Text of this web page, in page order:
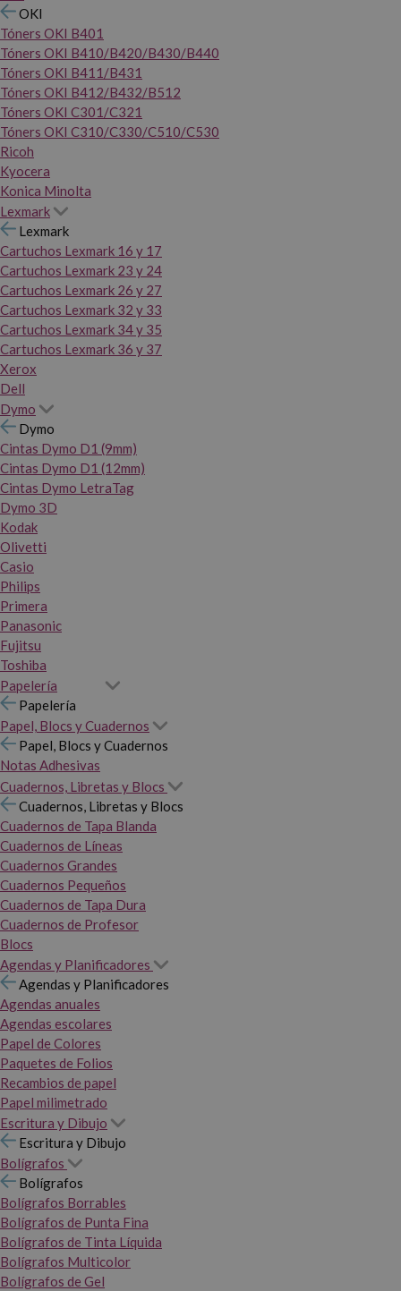
OKI
Tóners OKI B401
Tóners OKI B410/B420/B430/B440
Tóners OKI B411/B431
Tóners OKI B412/B432/B512
Tóners OKI C301/C321
Tóners OKI C310/C330/C510/C530
Ricoh
Kyocera
Konica Minolta
Lexmark
Lexmark
Cartuchos Lexmark 16 y 17
Cartuchos Lexmark 23 y 24
Cartuchos Lexmark 26 y 27
Cartuchos Lexmark 32 y 33
Cartuchos Lexmark 34 y 35
Cartuchos Lexmark 36 y 37
Xerox
Dell
Dymo
Dymo
Cintas Dymo D1 (9mm)
Cintas Dymo D1 (12mm)
Cintas Dymo LetraTag
Dymo 3D
Kodak
Olivetti
Casio
Philips
Primera
Panasonic
Fujitsu
Toshiba
Papelería
Papelería
Papel, Blocs y Cuadernos
Papel, Blocs y Cuadernos
Notas Adhesivas
Cuadernos, Libretas y Blocs
Cuadernos, Libretas y Blocs
Cuadernos de Tapa Blanda
Cuadernos de Líneas
Cuadernos Grandes
Cuadernos Pequeños
Cuadernos de Tapa Dura
Cuadernos de Profesor
Blocs
Agendas y Planificadores
Agendas y Planificadores
Agendas anuales
Agendas escolares
Papel de Colores
Paquetes de Folios
Recambios de papel
Papel milimetrado
Escritura y Dibujo
Escritura y Dibujo
Bolígrafos
Bolígrafos
Bolígrafos Borrables
Bolígrafos de Punta Fina
Bolígrafos de Tinta Líquida
Bolígrafos Multicolor
Bolígrafos de Gel